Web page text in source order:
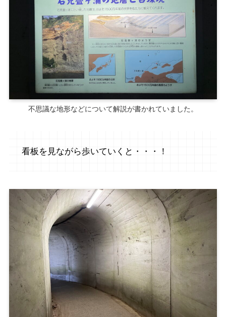
不思議な地形などについて解説が書かれていました。
看板を見ながら歩いていくと・・・！